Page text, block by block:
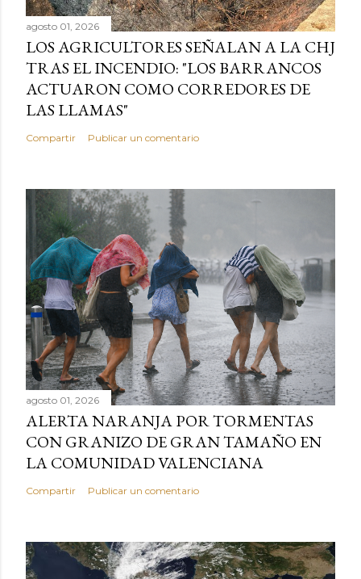
agosto 01, 2026
LOS AGRICULTORES SEÑALAN A LA CHJ
TRAS EL INCENDIO: "LOS BARRANCOS
ACTUARON COMO CORREDORES DE
LAS LLAMAS"
Compartir Publicar un comentario
agosto 01, 2026
ALERTA NARANJA POR TORMENTAS
CON GRANIZO DE GRAN TAMAÑO EN
LA COMUNIDAD VALENCIANA
Compartir Publicar un comentario